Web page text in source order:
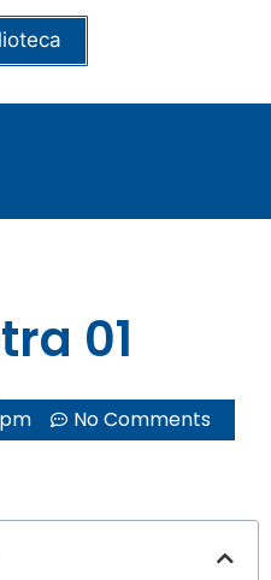
01
pm No Comments